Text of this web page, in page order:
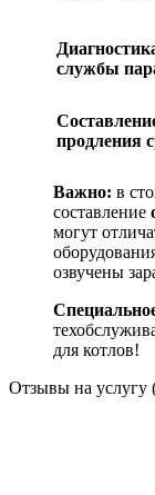
службы
продления
Важно: в
составление
могут
озвучены
для котлов!
Отзывы на услугу